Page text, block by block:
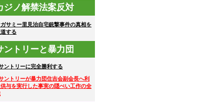
ジノ解禁法案反対
サミー里見治自宅銃撃事件の真相を
する
ントリーと暴力団
ントリーに完全勝利する
ントリーが暴力団住吉会副会長へ利
与を実行した事実の隠ぺい工作の全